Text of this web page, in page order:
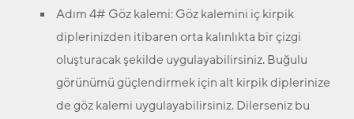
Adım 4# Göz kalemi:Göz kalemini iç kirpik
diplerinizden itibaren orta kalınlıkta bir çizgi
oluşturacak şekilde uygulayabilirsiniz. Buğulu
görünümü güçlendirmek için alt kirpik diplerinize
de göz kalemi uygulayabilirsiniz. Dilerseniz bu